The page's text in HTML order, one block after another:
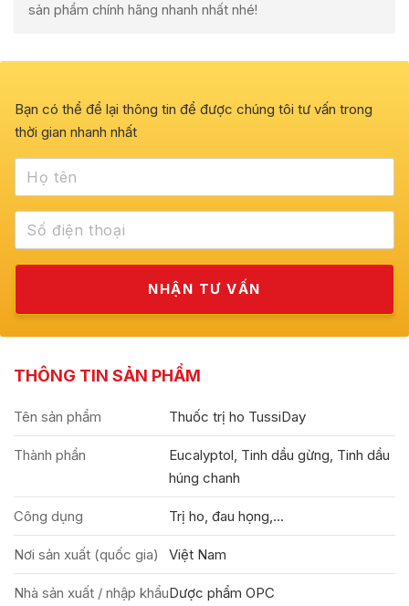
sản phẩm chính hãng nhanh nhất nhé!
Bạn có thể để lại thông tin để được chúng tôi tư vấn trong
thời gian nhanh nhất
THÔNG TIN SẢN PHẨM
Tên sản phẩm Thuốc trị ho TussiDay
Thành phần
Eucalyptol, Tinh dầu gừng, Tinh dầu
húng chanh
Công dụng Trị ho, đau họng,...
Nơi sản xuất (quốc gia) Việt Nam
Nhà sản xuất / nhập khẩuDược phẩm OPC